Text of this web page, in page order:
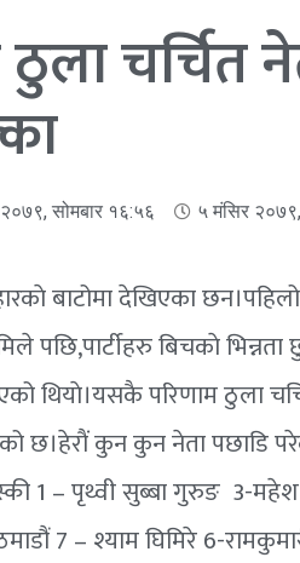
चर्चित
सोमबार १६:५६ ५ मंसिर
बाटोमा देखिएका
मिले पछि,पार्टीहरु बिचकाे
थियाे।यसकै परिणाम ठुला
छ।हेराैं कुन कुन नेता पछाडि
1 – पृथ्वी सुब्बा गुरुङ 3-
7 – श्याम घिमिरे 6-